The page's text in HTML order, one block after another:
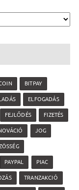
BITPAY
ELFOGADÁS
FEJLŐDÉS FIZETÉS
JOG
PAYPAL PIAC
TRANZAKCIÓ